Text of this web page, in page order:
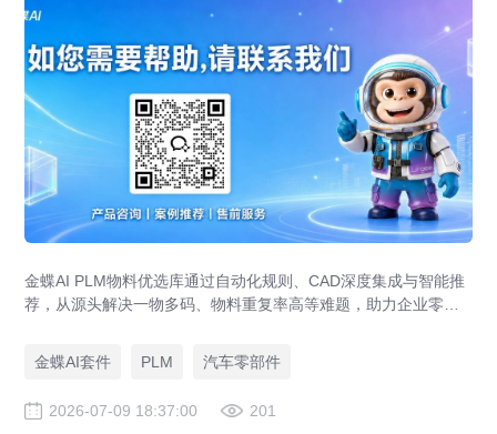
金蝶AI PLM物料优选库通过自动化规则、CAD深度集成与智能推
荐，从源头解决一物多码、物料重复率高等难题，助力企业零部
金蝶AI套件
PLM 汽车零部件
2026-07-09 18:37:00 201